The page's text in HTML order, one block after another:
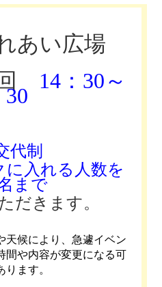
あい広場
14：30～
30
代制
に入れる人数を
まで
だきます。
天候により、急遽イベン
間や内容が変更になる可
ります。